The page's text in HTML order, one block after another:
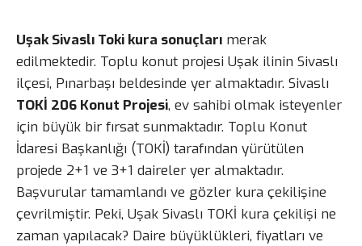
Uşak Sivaslı Toki kura sonuçları merak
edilmektedir. Toplu konut projesi Uşak ilinin Sivaslı
ilçesi, Pınarbaşı beldesinde yer almaktadır. Sivaslı
TOKİ 206 Konut Projesi, ev sahibi olmak isteyenler
için büyük bir fırsat sunmaktadır. Toplu Konut
İdaresi Başkanlığı (TOKİ) tarafından yürütülen
projede 2+1 ve 3+1 daireler yer almaktadır.
Başvurular tamamlandı ve gözler kura çekilişine
çevrilmiştir. Peki, Uşak Sivaslı TOKİ kura çekilişi ne
zaman yapılacak? Daire büyüklükleri, fiyatları ve